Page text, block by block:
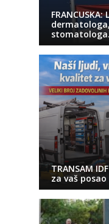
TRANSAM
za vaš posao